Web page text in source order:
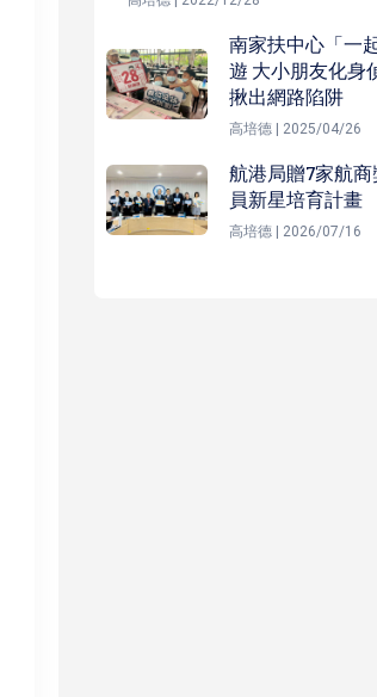
南家扶中心「一
遊 大小朋友化身
揪出網路陷阱
高培德 | 2025/04/26
航港局贈7家航
員新星培育計畫
高培德 | 2026/07/16